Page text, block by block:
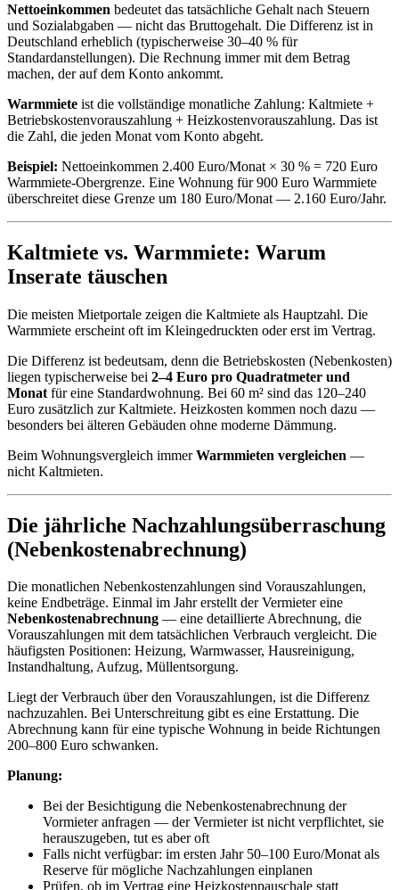
Nettoeinkommen bedeutet das tatsächliche Gehalt nach Steuern
und Sozialabgaben — nicht das Bruttogehalt. Die Differenz ist in
Deutschland erheblich (typischerweise 30–40 % für
Standardanstellungen). Die Rechnung immer mit dem Betrag
machen, der auf dem Konto ankommt.
Warmmiete ist die vollständige monatliche Zahlung: Kaltmiete +
Betriebskostenvorauszahlung + Heizkostenvorauszahlung. Das ist
die Zahl, die jeden Monat vom Konto abgeht.
Beispiel: Nettoeinkommen 2.400 Euro/Monat × 30 % = 720 Euro
Warmmiete-Obergrenze. Eine Wohnung für 900 Euro Warmmiete
überschreitet diese Grenze um 180 Euro/Monat — 2.160 Euro/Jahr.
Kaltmiete vs. Warmmiete: Warum
Inserate täuschen
Die meisten Mietportale zeigen die Kaltmiete als Hauptzahl. Die
Warmmiete erscheint oft im Kleingedruckten oder erst im Vertrag.
Die Differenz ist bedeutsam, denn die Betriebskosten (Nebenkosten)
liegen typischerweise bei 2–4 Euro pro Quadratmeter und
Monat für eine Standardwohnung. Bei 60 m² sind das 120–240
Euro zusätzlich zur Kaltmiete. Heizkosten kommen noch dazu —
besonders bei älteren Gebäuden ohne moderne Dämmung.
Beim Wohnungsvergleich immerWarmmieten vergleichen —
nicht Kaltmieten.
Die jährliche Nachzahlungsüberraschung
(Nebenkostenabrechnung)
Die monatlichen Nebenkostenzahlungen sind Vorauszahlungen,
keine Endbeträge. Einmal im Jahr erstellt der Vermieter eine
Nebenkostenabrechnung — eine detaillierte Abrechnung, die
Vorauszahlungen mit dem tatsächlichen Verbrauch vergleicht. Die
häufigsten Positionen: Heizung, Warmwasser, Hausreinigung,
Instandhaltung, Aufzug, Müllentsorgung.
Liegt der Verbrauch über den Vorauszahlungen, ist die Differenz
nachzuzahlen. Bei Unterschreitung gibt es eine Erstattung. Die
Abrechnung kann für eine typische Wohnung in beide Richtungen
200–800 Euro schwanken.
Planung:
Bei der Besichtigung die Nebenkostenabrechnung der
Vormieter anfragen — der Vermieter ist nicht verpflichtet, sie
herauszugeben, tut es aber oft
Falls nicht verfügbar: im ersten Jahr 50–100 Euro/Monat als
Reserve für mögliche Nachzahlungen einplanen
Prüfen, ob im Vertrag eine Heizkostenpauschale statt